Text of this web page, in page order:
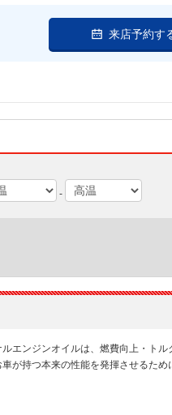
来店予約す
-
エンジンオイルは、燃費向上・トル
が持つ本来の性能を発揮させるため